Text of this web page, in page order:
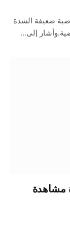
للزلازل تسجيل 8 هزات أرضية ضعيفة الشدة
مشاهدة